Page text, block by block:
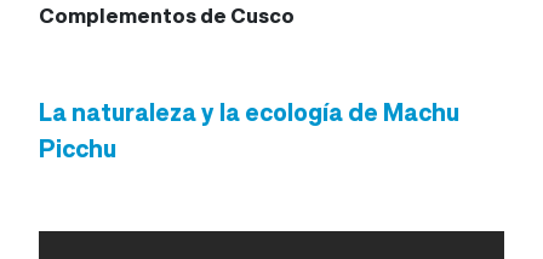
Complementos de Cusco
La naturaleza y la ecología de Machu
Picchu